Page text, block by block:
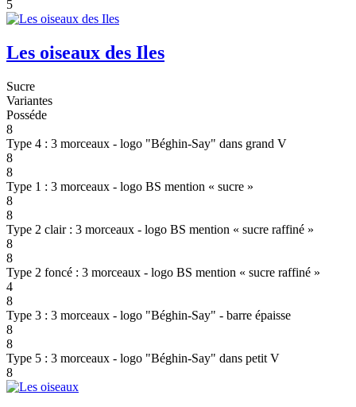
5
Les oiseaux des Iles
Sucre
Variantes
Posséde
8
Type 4 : 3 morceaux - logo "Béghin-Say" dans grand V
8
8
Type 1 : 3 morceaux - logo BS mention « sucre »
8
8
Type 2 clair : 3 morceaux - logo BS mention « sucre raffiné »
8
8
Type 2 foncé : 3 morceaux - logo BS mention « sucre raffiné »
4
8
Type 3 : 3 morceaux - logo "Béghin-Say" - barre épaisse
8
8
Type 5 : 3 morceaux - logo "Béghin-Say" dans petit V
8